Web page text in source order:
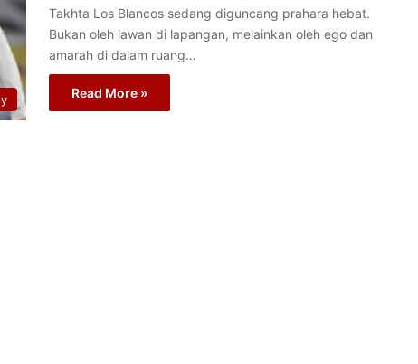
Takhta Los Blancos sedang diguncang prahara hebat.
Bukan oleh lawan di lapangan, melainkan oleh ego dan
amarah di dalam ruang…
Read More »